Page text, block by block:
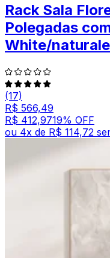
Rack Sala
Polegadas
White/naturale
(17)
R$ 566,49
R$ 412,9719% OFF
ou 4x de R$ 114,72